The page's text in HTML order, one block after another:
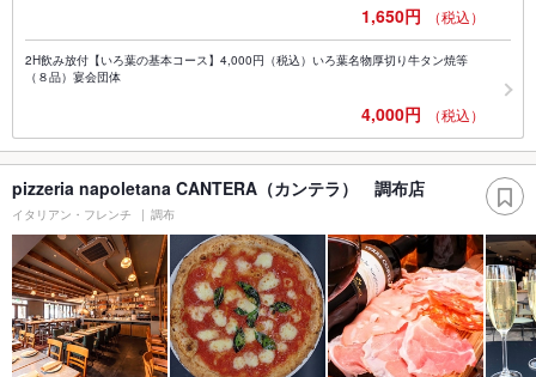
1,650円 （税込）
2H飲み放付【いろ葉の基本コース】4,000円（税込）いろ葉名物厚切り牛タン焼等
（８品）宴会団体
4,000円 （税込）
pizzeria napoletana CANTERA（カンテラ） 調布店
イタリアン・フレンチ 調布